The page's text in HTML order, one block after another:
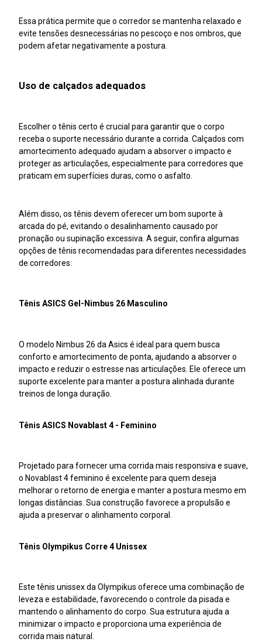
Essa prática permite que o corredor se mantenha relaxado e
evite tensões desnecessárias no pescoço e nos ombros, que
podem afetar negativamente a postura.
Uso de calçados adequados
Escolher o tênis certo é crucial para garantir que o corpo
receba o suporte necessário durante a corrida. Calçados com
amortecimento adequado ajudam a absorver o impacto e
proteger as articulações, especialmente para corredores que
praticam em superfícies duras, como o asfalto.
Além disso, os tênis devem oferecer um bom suporte à
arcada do pé, evitando o desalinhamento causado por
pronação ou supinação excessiva. A seguir, confira algumas
opções de tênis recomendadas para diferentes necessidades
de corredores:
Tênis ASICS Gel-Nimbus 26 Masculino
O modelo Nimbus 26 da Asics é ideal para quem busca
conforto e amortecimento de ponta, ajudando a absorver o
impacto e reduzir o estresse nas articulações. Ele oferece um
suporte excelente para manter a postura alinhada durante
treinos de longa duração.
Tênis ASICS Novablast 4 - Feminino
Projetado para fornecer uma corrida mais responsiva e suave,
o Novablast 4 feminino é excelente para quem deseja
melhorar o retorno de energia e manter a postura mesmo em
longas distâncias. Sua construção favorece a propulsão e
ajuda a preservar o alinhamento corporal.
Tênis Olympikus Corre 4 Unissex
Este tênis unissex da Olympikus oferece uma combinação de
leveza e estabilidade, favorecendo o controle da pisada e
mantendo o alinhamento do corpo. Sua estrutura ajuda a
minimizar o impacto e proporciona uma experiência de
corrida mais natural.